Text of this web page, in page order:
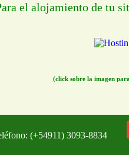
el alojamiento de tu
(click sobre la imagen
(+54911)3093-8834